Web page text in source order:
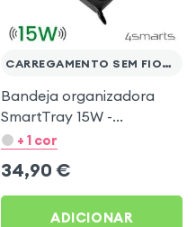
CARREGAMENTO SEM FIOS QI
Bandeja organizadora
SmartTray 15W -
Carregamento rápido Qi e
Preto
+ 1 cor
34,90 €
ADICIONAR